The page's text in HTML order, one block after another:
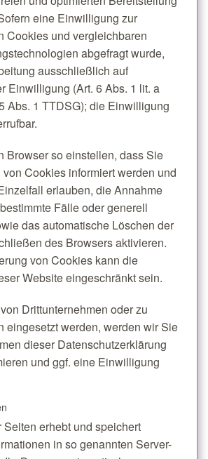
eine Einwilligung zur
Cookies und vergleichbaren
abgefragt wurde,
ausschließlich auf
Einwilligung (Art. 6 Abs. 1 lit. a
Abs. 1 TTDSG); die Einwilligung
Browser so einstellen, dass Sie
Cookies informiert werden und
erlauben, die Annahme
Fälle oder generell
das automatische Löschen der
des Browsers aktivieren.
von Cookies kann die
Website eingeschränkt sein.
Drittunternehmen oder zu
eingesetzt werden, werden wir Sie
dieser Datenschutzerklärung
und ggf. eine Einwilligung
Seiten erhebt und speichert
in so genannten Server-